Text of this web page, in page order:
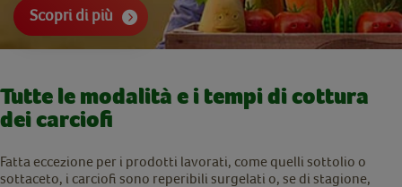
Scopri di più
Tutte le modalità e i tempi di cottura
dei carciofi
Fatta eccezione per i prodotti lavorati, come quelli sottolio o
sottaceto, i carciofi sono reperibili surgelati o, se di stagione,